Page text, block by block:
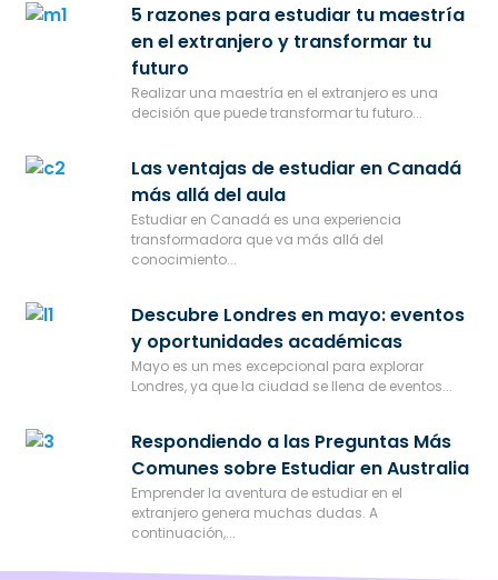
5 razones para estudiar tu maestría
en el extranjero y transformar tu
futuro
Realizar una maestría en el extranjero es una
decisión que puede transformar tu futuro...
Las ventajas de estudiar en Canadá
más allá del aula
Estudiar en Canadá es una experiencia
transformadora que va más allá del
conocimiento...
Descubre Londres en mayo: eventos
y oportunidades académicas
Mayo es un mes excepcional para explorar
Londres, ya que la ciudad se llena de eventos...
Respondiendo a las Preguntas Más
Comunes sobre Estudiar en Australia
Emprender la aventura de estudiar en el
extranjero genera muchas dudas. A
continuación,...